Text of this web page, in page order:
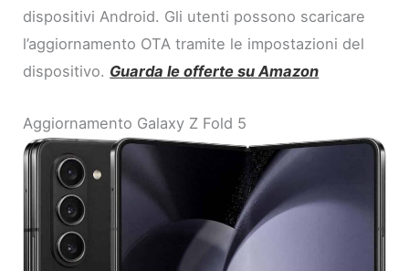
dispositivi Android. Gli utenti possono scaricare
l’aggiornamento OTA tramite le impostazioni del
dispositivo. Guarda le offerte su Amazon
Aggiornamento Galaxy Z Fold 5